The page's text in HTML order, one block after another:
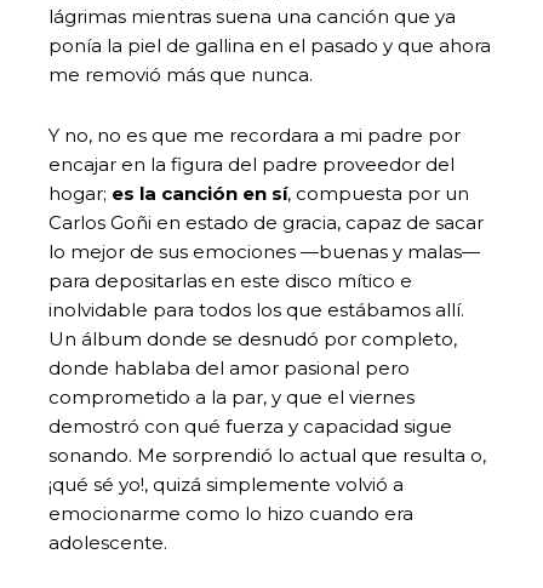
lágrimas mientras suena una canción que ya
ponía la piel de gallina en el pasado y que ahora
me removió más que nunca.
Y no, no es que me recordara a mi padre por
encajar en la figura del padre proveedor del
hogar; es la canción en sí, compuesta por un
Carlos Goñi en estado de gracia, capaz de sacar
lo mejor de sus emociones —buenas y malas—
para depositarlas en este disco mítico e
inolvidable para todos los que estábamos allí.
Un álbum donde se desnudó por completo,
donde hablaba del amor pasional pero
comprometido a la par, y que el viernes
demostró con qué fuerza y capacidad sigue
sonando. Me sorprendió lo actual que resulta o,
¡qué sé yo!, quizá simplemente volvió a
emocionarme como lo hizo cuando era
adolescente.